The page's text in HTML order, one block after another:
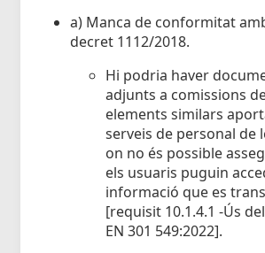
a) Manca de conformitat
decret 1112/2018.
Hi podria haver
adjunts a comissions
elements similars
serveis de personal de
on no és possible
els usuaris puguin
informació que es
[requisit 10.1.4.1 -Ús
EN 301 549:2022].